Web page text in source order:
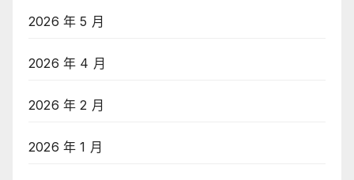
2026 年 5 月
2026 年 4 月
2026 年 2 月
2026 年 1 月